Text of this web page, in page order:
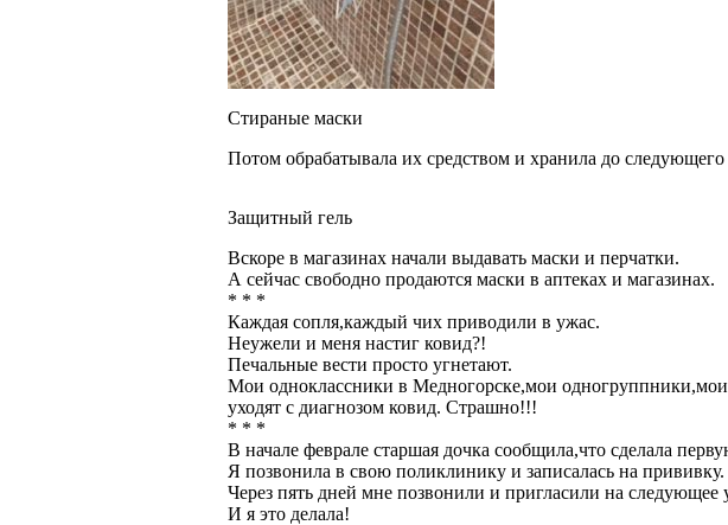
Стираные маски
Потом обрабатывала их средством и хранила до следующего
Защитный гель
Вскоре в магазинах начали выдавать маски и перчатки.
А сейчас свободно продаются маски в аптеках и магазинах.
* * *
Каждая сопля,каждый чих приводили в ужас.
Неужели и меня настиг ковид?!
Печальные вести просто угнетают.
Мои одноклассники в Медногорске,мои
уходят с диагнозом ковид. Страшно!!!
* * *
В начале феврале старшая дочка сообщила,что сделала
Я позвонила в свою поликлинику и записалась на прививку.
Через пять дней мне позвонили и пригласили на следующее
И я это делала!